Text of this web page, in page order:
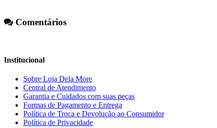
Comentários
Institucional
Sobre Loja Dela More
Central de Atendimento
Garantia e Cuidados com suas peças
Formas de Pagamento e Entrega
Política de Troca e Devolução ao Consumidor
Política de Privacidade